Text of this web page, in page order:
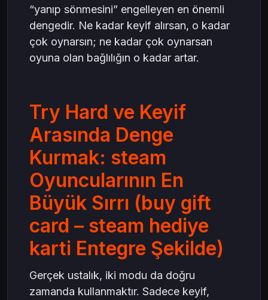
“yanıp sönmesini” engelleyen en önemli
dengedir. Ne kadar keyif alırsan, o kadar
çok oynarsın; ne kadar çok oynarsan
oyuna olan bağlılığın o kadar artar.
Try Hard ve Keyif
Arasında Denge
Kurmak: steam
Oyuncularının En
Büyük Sırrı (buy gift
card – steam hediye
karti Entegre Şekilde)
Gerçek ustalık, iki modu da doğru
zamanda kullanmaktır. Sadece keyif,